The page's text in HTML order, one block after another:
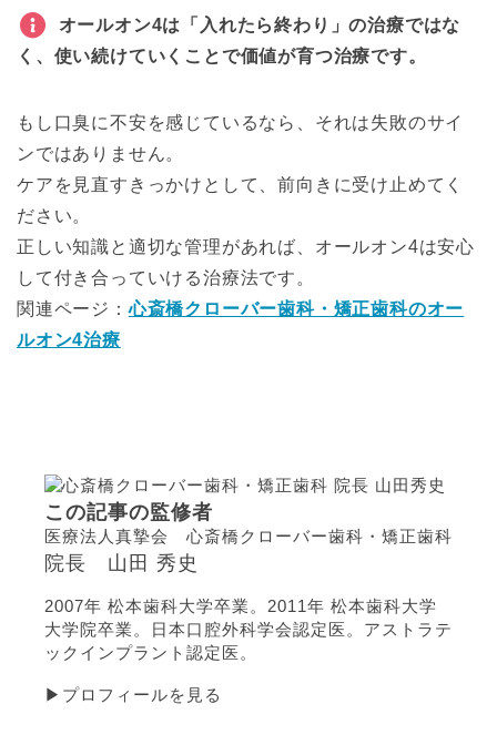
オールオン4は「入れたら終わり」の治療ではな
く、使い続けていくことで価値が育つ治療です。
もし口臭に不安を感じているなら、それは失敗のサイ
ンではありません。
ケアを見直すきっかけとして、前向きに受け止めてく
ださい。
正しい知識と適切な管理があれば、オールオン4は安心
して付き合っていける治療法です。
関連ページ：心斎橋クローバー歯科・矯正歯科のオー
ルオン4治療
この記事の監修者
医療法人真摯会 心斎橋クローバー歯科・矯正歯科
院長 山田 秀史
2007年 松本歯科大学卒業。2011年 松本歯科大学
大学院卒業。日本口腔外科学会認定医。アストラテ
ックインプラント認定医。
▶プロフィールを見る